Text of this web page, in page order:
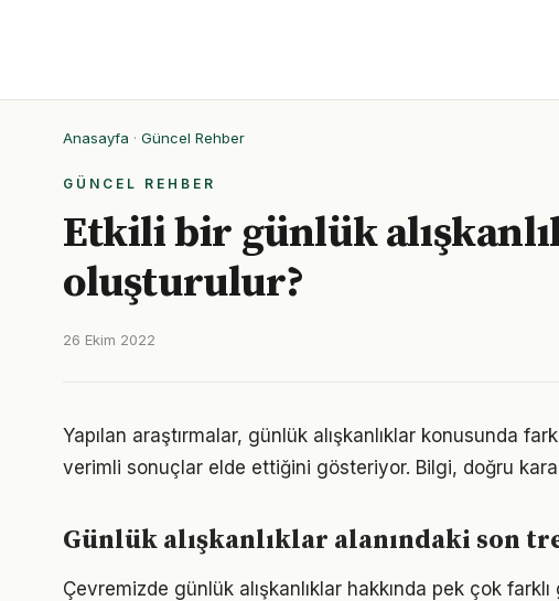
Anasayfa · Güncel Rehber
GÜNCEL REHBER
Etkili bir günlük
oluşturulur?
26 Ekim 2022
Yapılan araştırmalar, günlük alışkanlıklar konusunda
verimli sonuçlar elde ettiğini gösteriyor. Bilgi, doğru
Günlük alışkanlıklar alanındaki son
Çevremizde günlük alışkanlıklar hakkında pek çok